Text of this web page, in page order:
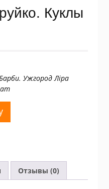
Куклы
Ужгород Ліра
Отзывы (0)